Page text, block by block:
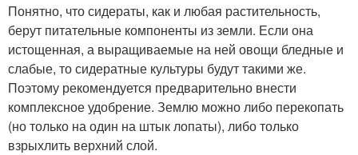
Понятно, что сидераты, как и любая растительность,
берут питательные компоненты из земли. Если она
истощенная, а выращиваемые на ней овощи бледные и
слабые, то сидератные культуры будут такими же.
Поэтому рекомендуется предварительно внести
комплексное удобрение. Землю можно либо перекопать
(но только на один на штык лопаты), либо только
взрыхлить верхний слой.